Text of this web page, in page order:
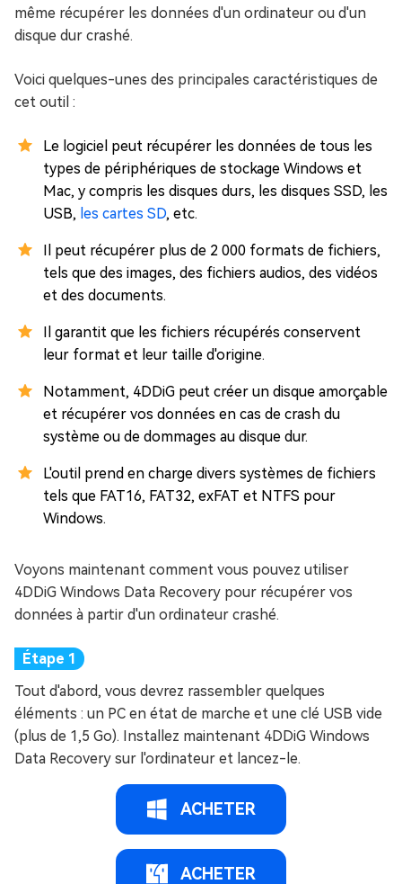
même récupérer les données d'un ordinateur ou d'un
disque dur crashé.
Voici quelques-unes des principales caractéristiques de
cet outil :
Le logiciel peut récupérer les données de tous les
types de périphériques de stockage Windows et
Mac, y compris les disques durs, les disques SSD, les
USB, les cartes SD, etc.
Il peut récupérer plus de 2 000 formats de fichiers,
tels que des images, des fichiers audios, des vidéos
et des documents.
Il garantit que les fichiers récupérés conservent
leur format et leur taille d'origine.
Notamment, 4DDiG peut créer un disque amorçable
et récupérer vos données en cas de crash du
système ou de dommages au disque dur.
L'outil prend en charge divers systèmes de fichiers
tels que FAT16, FAT32, exFAT et NTFS pour
Windows.
Voyons maintenant comment vous pouvez utiliser
4DDiG Windows Data Recovery pour récupérer vos
données à partir d'un ordinateur crashé.
Tout d'abord, vous devrez rassembler quelques
éléments : un PC en état de marche et une clé USB vide
(plus de 1,5 Go). Installez maintenant 4DDiG Windows
Data Recovery sur l'ordinateur et lancez-le.
ACHETER
ACHETER